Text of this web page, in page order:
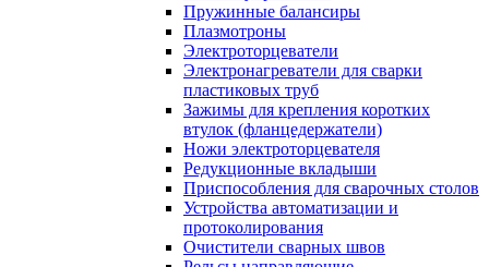
Пружинные балансиры
Плазмотроны
Электроторцеватели
Электронагреватели для сварки
пластиковых труб
Зажимы для крепления коротких
втулок (фланцедержатели)
Ножи электроторцевателя
Редукционные вкладыши
Приспособления для сварочных столов
Устройства автоматизации и
протоколирования
Очистители сварных швов